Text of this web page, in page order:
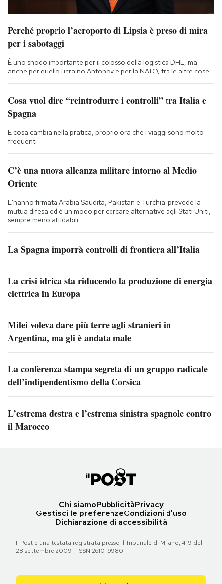
Perché proprio l’aeroporto di Lipsia è preso di mira
per i sabotaggi
È uno snodo importante per il colosso della logistica DHL, ma
anche per quello ucraino Antonov e per la NATO, fra le altre cose
Cosa vuol dire “reintrodurre i controlli” tra Italia e
Spagna
E cosa cambia nella pratica, proprio ora che i viaggi sono molto
frequenti
C’è una nuova alleanza militare intorno al Medio
Oriente
L'hanno firmata Arabia Saudita, Pakistan e Turchia: prevede la
mutua difesa ed è un modo per cercare alternative agli Stati Uniti,
sempre meno affidabili
La Spagna imporrà controlli di frontiera all’Italia
La crisi idrica sta riducendo la produzione di energia
elettrica in Europa
Milei voleva dare più terre agli stranieri in
Argentina, ma gli è andata male
La conferenza stampa segreta di un gruppo radicale
dell’indipendentismo della Corsica
L’estrema destra e l’estrema sinistra spagnole contro
il Marocco
Chi siamoPubblicitàPrivacy
Gestisci le preferenzeCondizioni d'uso
Dichiarazione di accessibilità
Il Post è una testata registrata presso il Tribunale di Milano, 419 del
28 settembre 2009 - ISSN 2610-9980